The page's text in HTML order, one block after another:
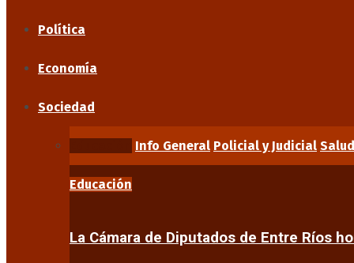
Política
Economía
Sociedad
Info General Policial y Judicial Salud
Educación
La Cámara de Diputados de Entre Ríos